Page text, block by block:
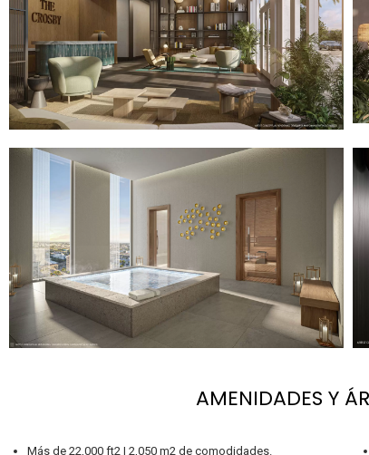
AMENIDADES Y
Más de 22,000 ft2 | 2,050 m2 de comodidades.